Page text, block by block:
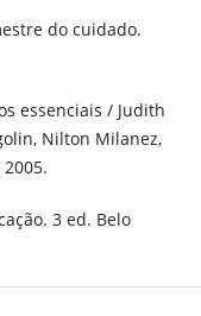
do cuidado.
essenciais / Judith
Nilton Milanez,
3 ed. Belo